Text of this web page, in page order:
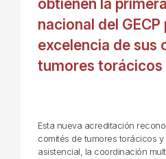
obtienen la
nacional del GECP
excelencia de sus
tumores torácicos
Esta nueva acreditación
comités de tumores torácicos y
asistencial, la coordinación